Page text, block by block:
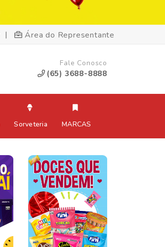
| Área do Representante
Fale Conosco
(65) 3688-8888
Sorveteria MARCAS